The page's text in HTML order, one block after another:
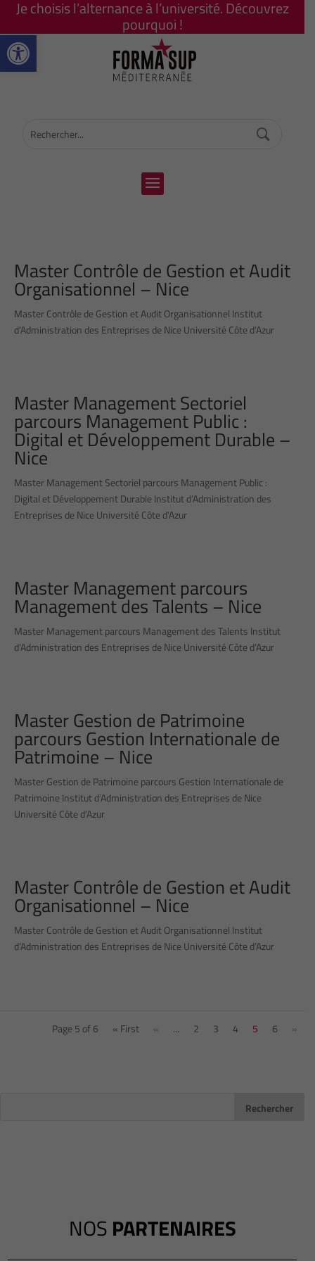
Ouvrir la barre d’outils
Je choisis l’alternance à l’université. Découvrez
pourquoi !
Master Contrôle de Gestion et Audit
Organisationnel – Nice
Master Contrôle de Gestion et Audit Organisationnel Institut
d’Administration des Entreprises de Nice Université Côte d’Azur
Master Management Sectoriel
parcours Management Public :
Digital et Développement Durable –
Nice
Master Management Sectoriel parcours Management Public :
Digital et Développement Durable Institut d’Administration des
Entreprises de Nice Université Côte d’Azur
Master Management parcours
Management des Talents – Nice
Master Management parcours Management des Talents Institut
d’Administration des Entreprises de Nice Université Côte d’Azur
Master Gestion de Patrimoine
parcours Gestion Internationale de
Patrimoine – Nice
Master Gestion de Patrimoine parcours Gestion Internationale de
Patrimoine Institut d’Administration des Entreprises de Nice
Université Côte d’Azur
Master Contrôle de Gestion et Audit
Organisationnel – Nice
Master Contrôle de Gestion et Audit Organisationnel Institut
d’Administration des Entreprises de Nice Université Côte d’Azur
Page 5 of 6 « First « ... 2 3 4 5 6 »
NOS PARTENAIRES